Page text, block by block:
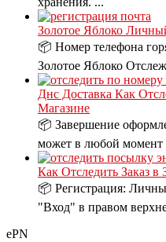
Золотое Яблоко
📦 Номер телефона
Золотое Яблоко
Днс Доставка Как
Магазине
📦 Завершение
может в любой момент
Как Отследить Заказ
📦 Регистрация:
"Вход" в правом
ePN